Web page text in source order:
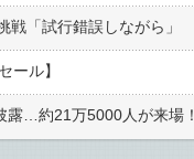
戦「試行錯誤しながら」
ール】
露…約21万5000人が来場！